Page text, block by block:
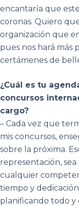
encantaría que
coronas. Quiero
organización que
pues nos hará más
certámenes de
¿Cuál es tu
concursos
cargo?
– Cada vez que
mis concursos,
sobre la próxima.
representación,
cualquier
tiempo y
planificando todo y